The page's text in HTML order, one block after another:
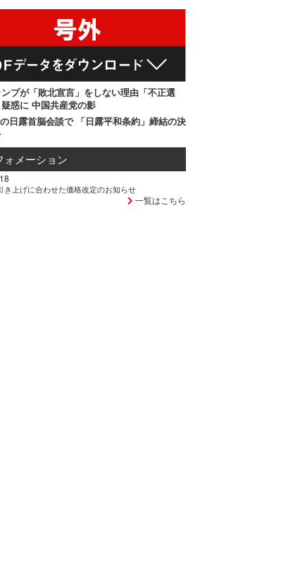
ンプが「敗北宣言」をしない理由「不正選
惑に 中国共産党の影
日露首脳会談で 「日露平和条約」締結の決
ォメーション
き上げに合わせた価格改定のお知らせ
一覧はこちら